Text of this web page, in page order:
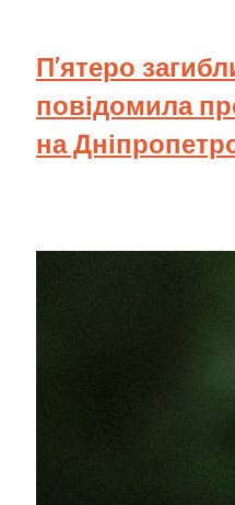
П’ятеро
повідомила
на